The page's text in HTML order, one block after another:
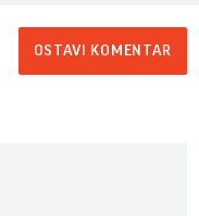
OSTAVI KOMENTAR